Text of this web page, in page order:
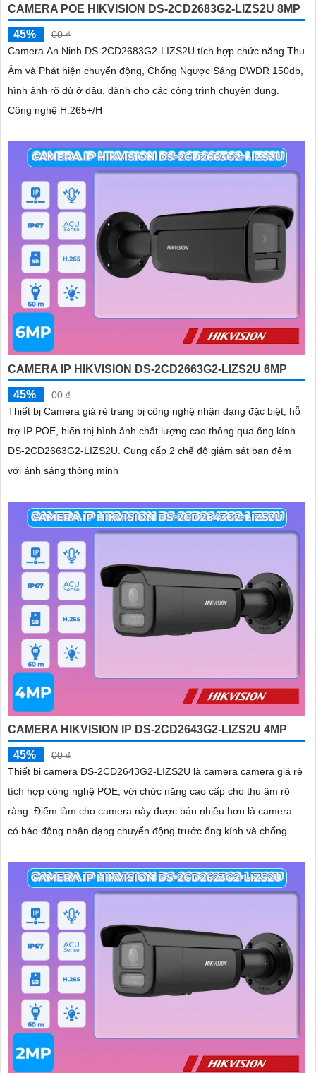
CAMERA POE HIKVISION DS-2CD2683G2-LIZS2U 8MP
45%
00 ₫
Camera An Ninh DS-2CD2683G2-LIZS2U tích hợp chức năng Thu
Âm và Phát hiện chuyển động, Chống Ngược Sáng DWDR 150db,
hình ảnh rõ dù ở đâu, dành cho các công trình chuyên dụng.
Công nghệ H.265+/H
CAMERA IP HIKVISION DS-2CD2663G2-LIZS2U 6MP
45%
00 ₫
Thiết bị Camera giá rẻ trang bị công nghệ nhận dạng đặc biệt, hỗ
trợ IP POE, hiển thị hình ảnh chất lượng cao thông qua ống kính
DS-2CD2663G2-LIZS2U. Cung cấp 2 chế độ giám sát ban đêm
với ánh sáng thông minh
CAMERA HIKVISION IP DS-2CD2643G2-LIZS2U 4MP
45%
00 ₫
Thiết bị camera DS-2CD2643G2-LIZS2U là camera camera giá rẻ
tích hợp công nghệ POE, với chức năng cao cấp cho thu âm rõ
ràng. Điểm làm cho camera này được bán nhiều hơn là camera
có báo động nhận dạng chuyển động trước ống kính và chống
ánh sáng thấp